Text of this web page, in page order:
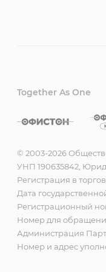
Together As One
© 2003-2026
УНП 190635842,
Регистрация в
Дата
Регистрационный
Номер для
Администрация
Номер и адрес